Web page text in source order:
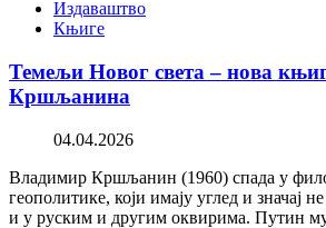
Издаваштво
Књиге
Темељи Новог света – нова
Кршљанина
04.04.2026
Владимир Кршљанин (1960) спада у
геополитике, који имају углед и значај
и у руским и другим оквирима. Путин